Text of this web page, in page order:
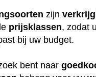
zijn
prijsklassen, zodat
bij uw budget.
bent naar